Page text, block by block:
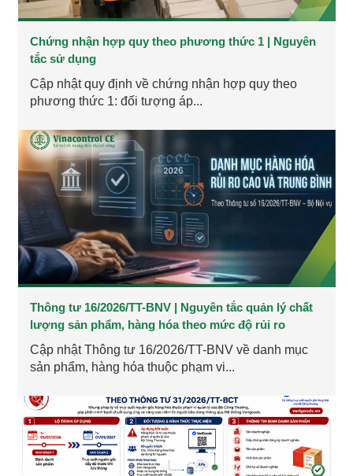
Chứng nhận hợp quy theo phương thức 1 | Nguyên
tắc sử dụng
Cập nhật quy định về chứng nhận hợp quy theo
phương thức 1: đối tượng áp...
Thông tư 16/2026/TT-BNV | Nguyên tắc quản lý chất
lượng sản phẩm, hàng hóa theo mức độ rủi ro
Cập nhật Thông tư 16/2026/TT-BNV về danh mục
sản phẩm, hàng hóa thuộc phạm vi...